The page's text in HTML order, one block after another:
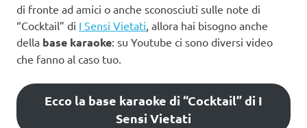
di fronte ad amici o anche sconosciuti sulle note di
“Cocktail” di I Sensi Vietati, allora hai bisogno anche
della base karaoke: su Youtube ci sono diversi video
che fanno al caso tuo.
Ecco la base karaoke di “Cocktail” di I
Sensi Vietati